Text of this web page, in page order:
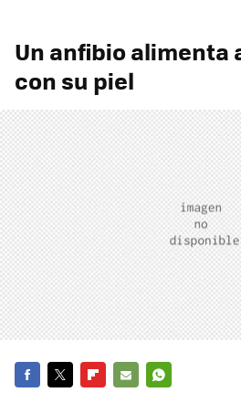
Un anfibio alimenta
con su piel